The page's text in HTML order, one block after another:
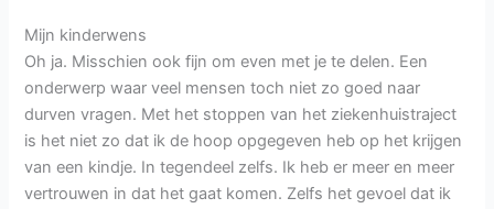
Mijn kinderwens
Oh ja. Misschien ook fijn om even met je te delen. Een
onderwerp waar veel mensen toch niet zo goed naar
durven vragen. Met het stoppen van het ziekenhuistraject
is het niet zo dat ik de hoop opgegeven heb op het krijgen
van een kindje. In tegendeel zelfs. Ik heb er meer en meer
vertrouwen in dat het gaat komen. Zelfs het gevoel dat ik